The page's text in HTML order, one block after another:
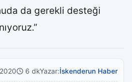
da gerekli desteği
6 dkYazar:İskenderun Haber